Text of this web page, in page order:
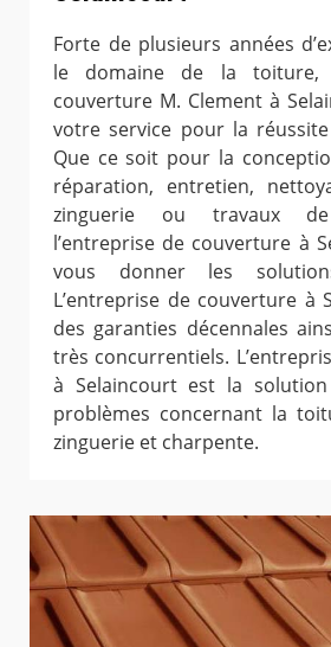
Forte de plusieurs années
le domaine de la toiture,
couverture M. Clement à
votre service pour la
Que ce soit pour la
réparation, entretien,
zinguerie ou travaux de
l’entreprise de couverture à
vous donner les
L’entreprise de couverture à
des garanties décennales
très concurrentiels.
à Selaincourt est la
problèmes concernant la
zinguerie et charpente.